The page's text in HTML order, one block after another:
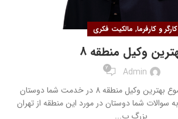
کارگر و کارفرما, مالکیت فکری
وکیل منطقه 8
Admin
2
سلام ما امروز با موضوع بهترین وکیل منطقه 8 در خدمت شما دوستان
سوالات شما دوستان در مورد این منطقه از تهران
بزرگ پ...